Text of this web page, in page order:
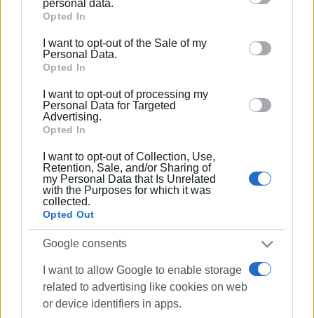
Google services and may gather and store information
behaviour. You may click to grant or deny consent to
Google and its third-party tags to use your data for
section.
personal data.
Opted In
I want to opt-out of the Sale of my
Personal Data.
Opted In
I want to opt-out of processing my
Personal Data for Targeted
Advertising.
Opted In
I want to opt-out of Collection, Use,
Retention, Sale, and/or Sharing of
my Personal Data that Is Unrelated
with the Purposes for which it was
collected.
Opted Out
Google consents
I want to allow Google to enable storage
related to advertising like cookies on web
or device identifiers in apps.
Βαθμολογία:Χ.Α.Ν.Θ. 25, Ηρακλής Θεσσαλονίκης 24,
Αξιούπολης 14, Φοίβος Συκεών 9,Φαίακας 8
, Αμύντας
Αμυνταίου 6, ΑΕΣΧ Πυλαίας 5, Πόντιοι Κιλκίς 2.
Εμφανίσεις: 195
ΣΠΥΡΟΣ ΠΙΚΟΥΛΑΣ
Πειραιά. Συνεργάστηκε στο ξεκίνημα με την
«Αθλητική Πορεία της Κέρκυρας», ενώ από τις
αρχές του ΄92 και για 25 χρόνια στο «Κερκυραϊκό